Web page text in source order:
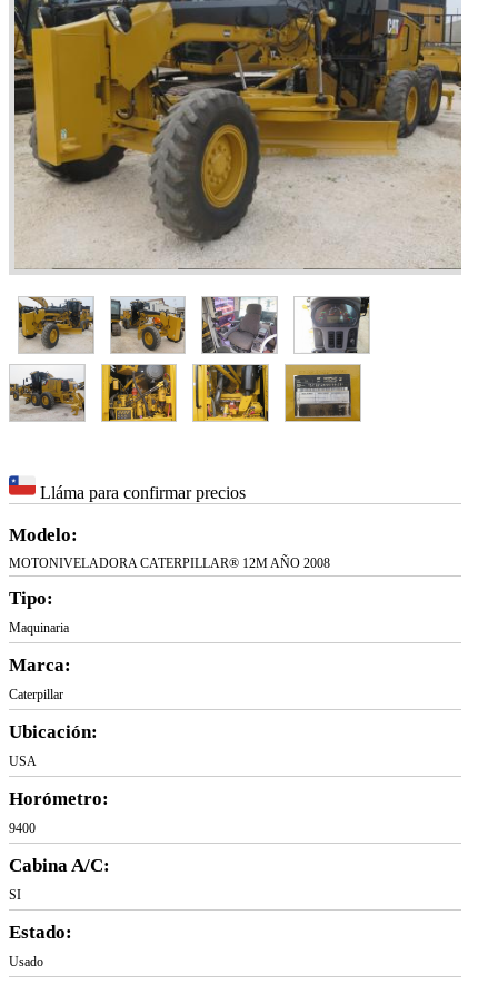
Lláma para confirmar precios
Modelo:
MOTONIVELADORA CATERPILLAR® 12M AÑO 2008
Tipo:
Maquinaria
Marca:
Caterpillar
Ubicación:
USA
Horómetro:
9400
Cabina A/C:
SI
Estado:
Usado